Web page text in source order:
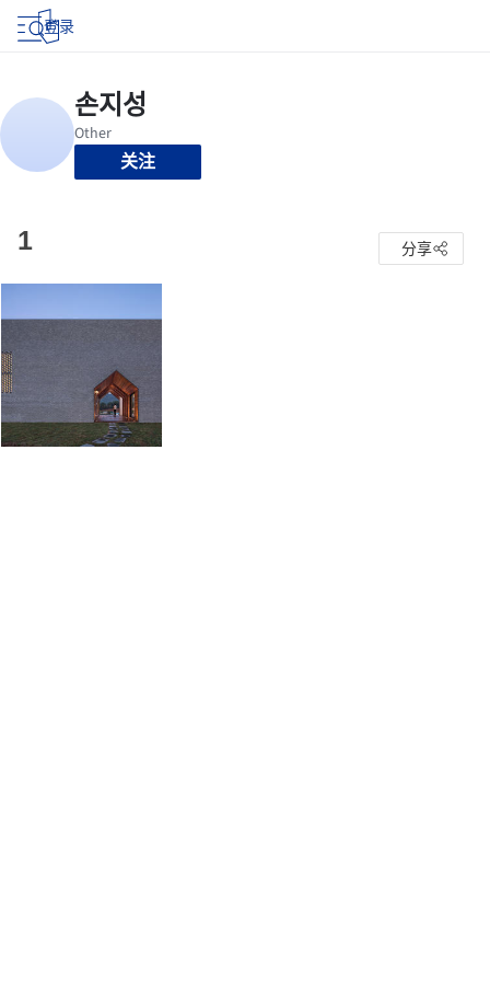
登录
关注
1 分享